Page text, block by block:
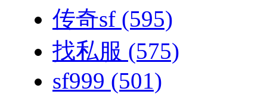
传奇sf (595)
找私服 (575)
sf999 (501)